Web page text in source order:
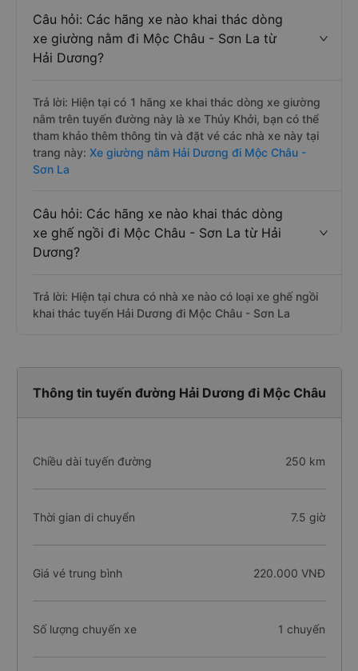
Câu hỏi: Các hãng xe nào khai thác dòng
xe giường nằm đi Mộc Châu - Sơn La từ
Hải Dương?
Trả lời: Hiện tại có 1 hãng xe khai thác dòng xe giường
nằm trên tuyến đường này là xe Thủy Khởi, bạn có thể
tham khảo thêm thông tin và đặt vé các nhà xe này tại
trang này: Xe giường nằm Hải Dương đi Mộc Châu -
Sơn La
Câu hỏi: Các hãng xe nào khai thác dòng
xe ghế ngồi đi Mộc Châu - Sơn La từ Hải
Dương?
Trả lời: Hiện tại chưa có nhà xe nào có loại xe ghế ngồi
khai thác tuyến Hải Dương đi Mộc Châu - Sơn La
Thông tin tuyến đường Hải Dương đi Mộc Châu
Chiều dài tuyến đường 250 km
Thời gian di chuyển 7.5 giờ
Giá vé trung bình 220.000 VNĐ
Số lượng chuyến xe 1 chuyến